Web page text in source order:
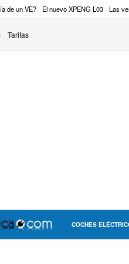
de un VE? El nuevo XPENG L03 Las
Tarifas
COCHES